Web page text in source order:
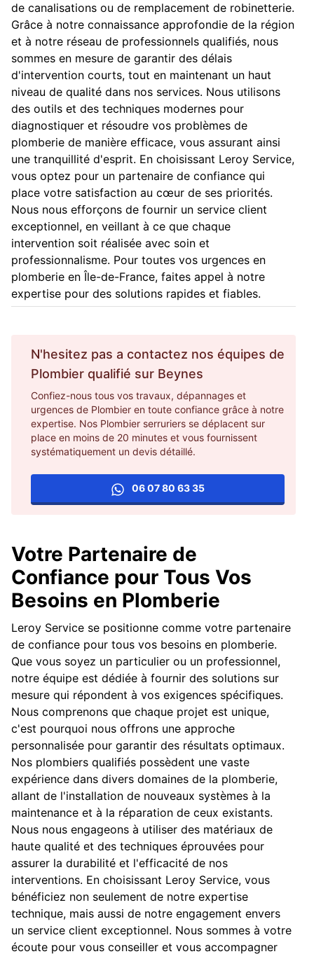
de canalisations ou de remplacement de robinetterie.
Grâce à notre connaissance approfondie de la région
et à notre réseau de professionnels qualifiés, nous
sommes en mesure de garantir des délais
d'intervention courts, tout en maintenant un haut
niveau de qualité dans nos services. Nous utilisons
des outils et des techniques modernes pour
diagnostiquer et résoudre vos problèmes de
plomberie de manière efficace, vous assurant ainsi
une tranquillité d'esprit. En choisissant Leroy Service,
vous optez pour un partenaire de confiance qui
place votre satisfaction au cœur de ses priorités.
Nous nous efforçons de fournir un service client
exceptionnel, en veillant à ce que chaque
intervention soit réalisée avec soin et
professionnalisme. Pour toutes vos urgences en
plomberie en Île-de-France, faites appel à notre
expertise pour des solutions rapides et fiables.
N'hesitez pas a contactez nos équipes de
Plombier qualifié sur Beynes
Confiez-nous tous vos travaux, dépannages et
urgences de Plombier en toute confiance grâce à notre
expertise. Nos Plombier serruriers se déplacent sur
place en moins de 20 minutes et vous fournissent
systématiquement un devis détaillé.
06 07 80 63 35
Votre Partenaire de
Confiance pour Tous Vos
Besoins en Plomberie
Leroy Service se positionne comme votre partenaire
de confiance pour tous vos besoins en plomberie.
Que vous soyez un particulier ou un professionnel,
notre équipe est dédiée à fournir des solutions sur
mesure qui répondent à vos exigences spécifiques.
Nous comprenons que chaque projet est unique,
c'est pourquoi nous offrons une approche
personnalisée pour garantir des résultats optimaux.
Nos plombiers qualifiés possèdent une vaste
expérience dans divers domaines de la plomberie,
allant de l'installation de nouveaux systèmes à la
maintenance et à la réparation de ceux existants.
Nous nous engageons à utiliser des matériaux de
haute qualité et des techniques éprouvées pour
assurer la durabilité et l'efficacité de nos
interventions. En choisissant Leroy Service, vous
bénéficiez non seulement de notre expertise
technique, mais aussi de notre engagement envers
un service client exceptionnel. Nous sommes à votre
écoute pour vous conseiller et vous accompagner